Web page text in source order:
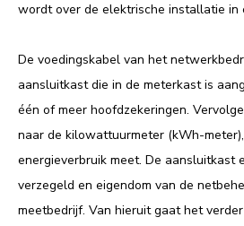
wordt over de elektrische installatie in
De voedingskabel van het
aansluitkast die in de meterkast is
één of meer hoofdzekeringen.
naar de kilowattuurmeter (kWh-
energieverbruik meet. De aansluitkast
verzegeld en eigendom van de
meetbedrijf. Van hieruit gaat het